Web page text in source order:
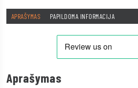
APRAŠYMAS PAPILDOMA INFORMACIJA
Aprašymas